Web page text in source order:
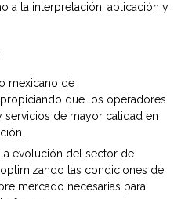
a la interpretación, aplicación y
mexicano de
que los operadores
de mayor calidad en
evolución del sector de
las condiciones de
mercado necesarias para